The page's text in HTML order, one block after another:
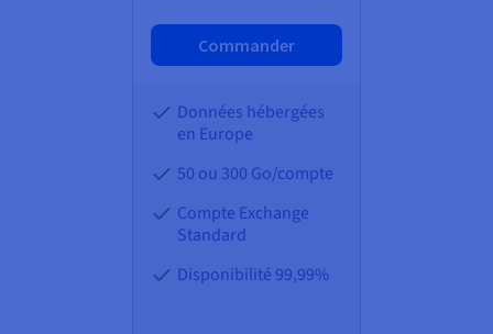
Commander
Données hébergées
en Europe
50 ou 300 Go/compte
Compte Exchange
Standard
Disponibilité 99,99%